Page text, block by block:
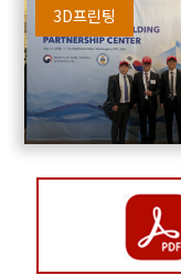
3D프린팅